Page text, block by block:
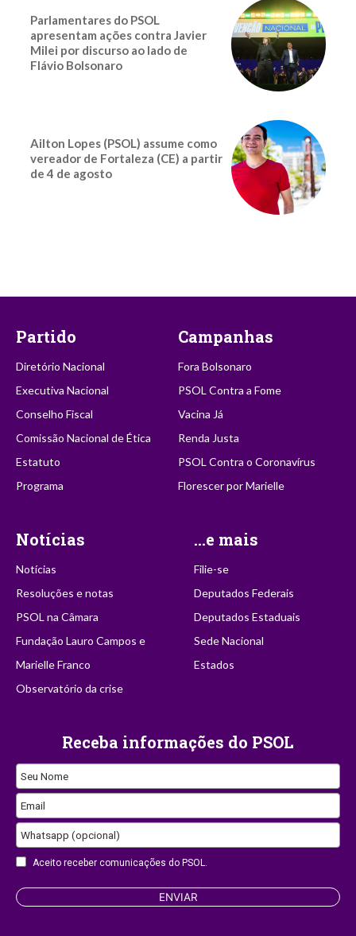
Parlamentares do PSOL
apresentam ações contra Javier
Milei por discurso ao lado de
Flávio Bolsonaro
Ailton Lopes (PSOL) assume como
vereador de Fortaleza (CE) a partir
de 4 de agosto
Partido
Diretório Nacional
Executiva Nacional
Conselho Fiscal
Comissão Nacional de Ética
Estatuto
Programa
Campanhas
Fora Bolsonaro
PSOL Contra a Fome
Vacina Já
Renda Justa
PSOL Contra o Coronavírus
Florescer por Marielle
Notícias
Notícias
Resoluções e notas
PSOL na Câmara
Fundação Lauro Campos e
Marielle Franco
Observatório da crise
...e mais
Filie-se
Deputados Federais
Deputados Estaduais
Sede Nacional
Estados
Receba informações do PSOL
Seu Nome
Email
Whatsapp (opcional)
Aceito receber comunicações do PSOL.
ENVIAR